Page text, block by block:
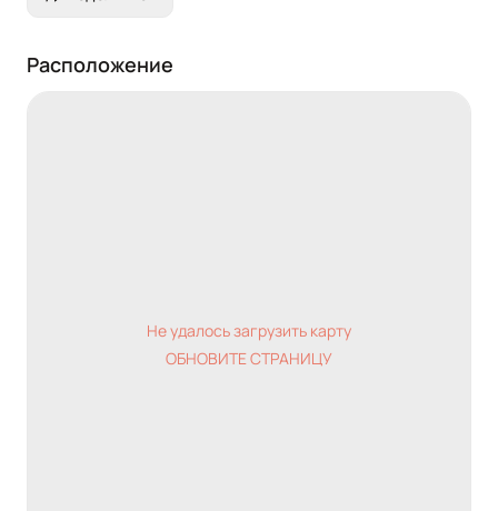
Расположение
Не удалось загрузить карту
ОБНОВИТЕ СТРАНИЦУ